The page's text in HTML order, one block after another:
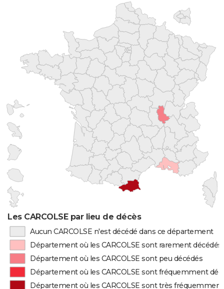
Les CARCOLSE par lieu de décès
Aucun CARCOLSE n'est décédé dans ce département
Département où les CARCOLSE sont rarement décédés
Département où les CARCOLSE sont peu décédés
Département où les CARCOLSE sont fréquemment
Département où les CARCOLSE sont très